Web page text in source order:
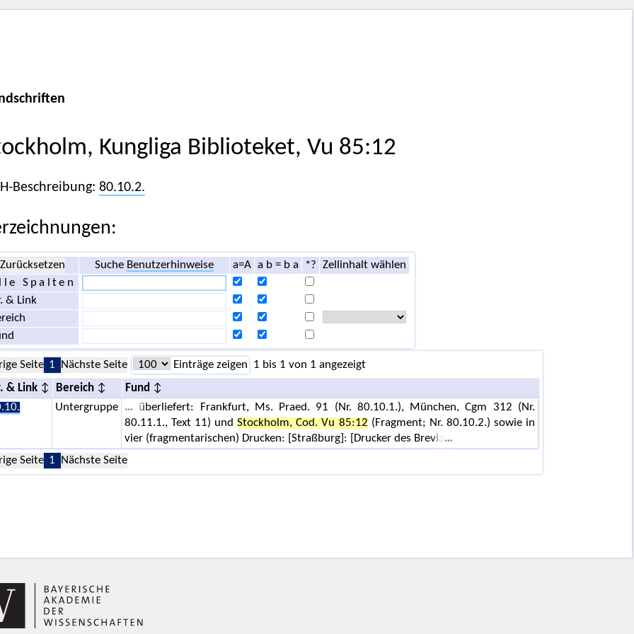
Kungliga Biblioteket, Vu 85:12
Beschreibung: 80.10.2.
Zurücksetzen Suche Benutzerhinweise a=A a b = b a *?
Zellinhalt wählen
Spalten
& Link
Seite 1 Nächste Seite Einträge zeigen 1 bis 1 von 1 angezeigt
& Link Bereich
Fund
Untergruppe
überliefert: Frankfurt, Ms. Praed. 91 (Nr. 80.10.1.), München, Cgm 312 (Nr.
80.11.1., Text 11) undStockholm, Cod. Vu 85:12 (Fragment; Nr. 80.10.2.) sowie in
vier (fragmentarischen) Drucken: [Straßburg]: [Drucker des Brevia
Seite 1 Nächste Seite